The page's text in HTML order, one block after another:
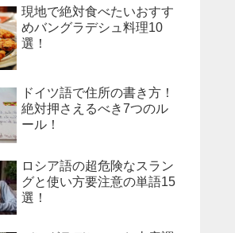
現地で絶対食べたいおすす
めバングラデシュ料理10
選！
ドイツ語で住所の書き方！
絶対押さえるべき7つのル
ール！
ロシア語の超危険なスラン
グと使い方要注意の単語15
選！